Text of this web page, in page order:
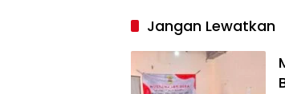
Jangan Lewatkan